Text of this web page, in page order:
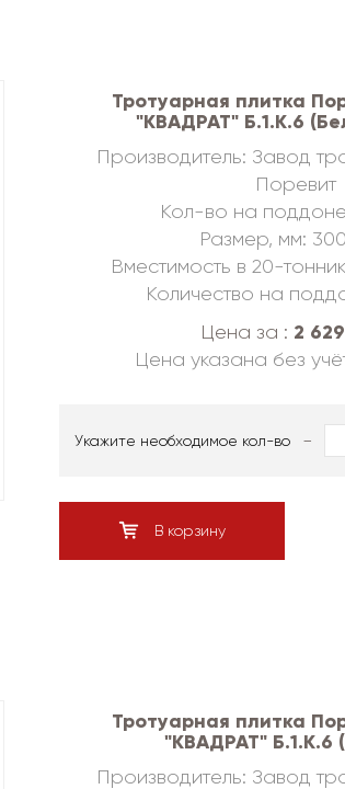
Тротуарная плитка
"КВАДРАТ" Б.1.К.6
Производитель: Завод
Поревит
Кол-во на
Размер, мм:
Вместимость в 20-
Количество на
Цена за : 2
Цена указана без
Укажите необходимое кол-во -
В корзину
Тротуарная плитка
"КВАДРАТ" Б.1.К.6
Производитель: Завод